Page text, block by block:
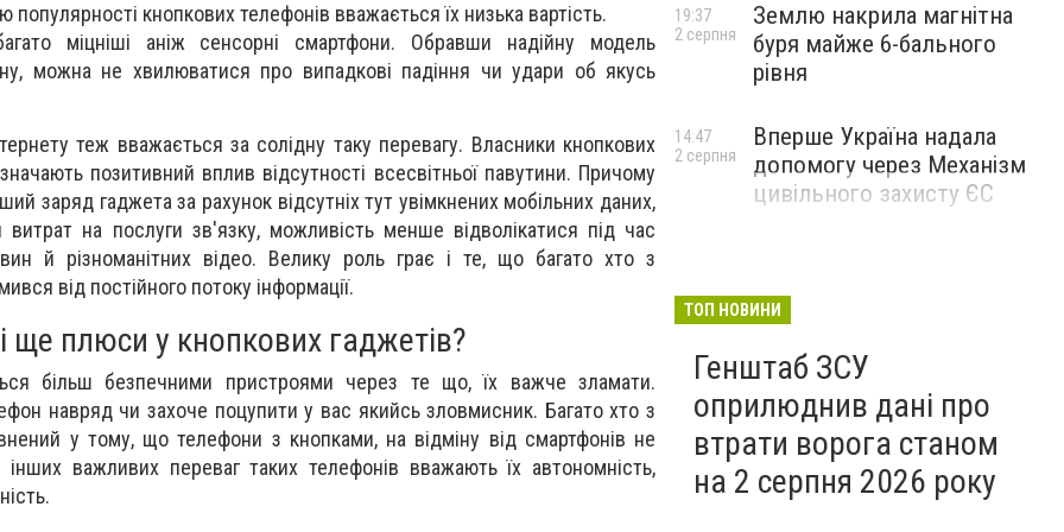
кнопкових телефонів вважається їх низька вартість.
міцніші аніж сенсорні смартфони. Обравши надійну модель
можна не хвилюватися про випадкові падіння чи удари об якусь
теж вважається за солідну таку перевагу. Власники кнопкових
позитивний вплив відсутності всесвітньої павутини. Причому
заряд гаджета за рахунок відсутніх тут увімкнених мобільних даних,
на послуги зв'язку, можливість менше відволікатися під час
й різноманітних відео. Велику роль грає і те, що багато хто з
від постійного потоку інформації.
ще плюси у кнопкових гаджетів?
більш безпечними пристроями через те що, їх важче зламати.
навряд чи захоче поцупити у вас якийсь зловмисник. Багато хто з
у тому, що телефони з кнопками, на відміну від смартфонів не
важливих переваг таких телефонів вважають їх автономність,
Землю накрила магнітна
буря майже 6-бального
рівня
19:37
2 серпня
Вперше Україна надала
допомогу через Механізм
цивільного захисту ЄС
14:47
2 серпня
ТОП НОВИНИ
Генштаб ЗСУ
оприлюднив дані про
втрати ворога станом
на 2 серпня 2026 року